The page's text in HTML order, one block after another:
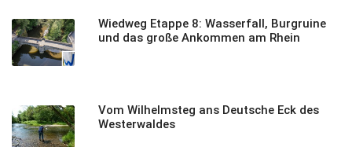
Wiedweg Etappe 8: Wasserfall, Burgruine
und das große Ankommen am Rhein
Vom Wilhelmsteg ans Deutsche Eck des
Westerwaldes